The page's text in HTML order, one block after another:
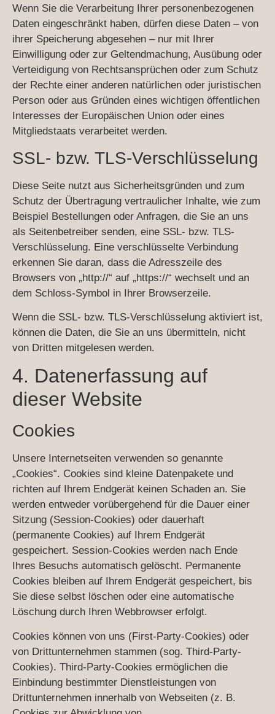
Wenn Sie die Verarbeitung Ihrer personenbezogenen
Daten eingeschränkt haben, dürfen diese Daten – von
ihrer Speicherung abgesehen – nur mit Ihrer
Einwilligung oder zur Geltendmachung, Ausübung oder
Verteidigung von Rechtsansprüchen oder zum Schutz
der Rechte einer anderen natürlichen oder juristischen
Person oder aus Gründen eines wichtigen öffentlichen
Interesses der Europäischen Union oder eines
Mitgliedstaats verarbeitet werden.
SSL- bzw. TLS-Verschlüsselung
Diese Seite nutzt aus Sicherheitsgründen und zum
Schutz der Übertragung vertraulicher Inhalte, wie zum
Beispiel Bestellungen oder Anfragen, die Sie an uns
als Seitenbetreiber senden, eine SSL- bzw. TLS-
Verschlüsselung. Eine verschlüsselte Verbindung
erkennen Sie daran, dass die Adresszeile des
Browsers von „http://“ auf „https://“ wechselt und an
dem Schloss-Symbol in Ihrer Browserzeile.
Wenn die SSL- bzw. TLS-Verschlüsselung aktiviert ist,
können die Daten, die Sie an uns übermitteln, nicht
von Dritten mitgelesen werden.
4. Datenerfassung auf
dieser Website
Cookies
Unsere Internetseiten verwenden so genannte
„Cookies“. Cookies sind kleine Datenpakete und
richten auf Ihrem Endgerät keinen Schaden an. Sie
werden entweder vorübergehend für die Dauer einer
Sitzung (Session-Cookies) oder dauerhaft
(permanente Cookies) auf Ihrem Endgerät
gespeichert. Session-Cookies werden nach Ende
Ihres Besuchs automatisch gelöscht. Permanente
Cookies bleiben auf Ihrem Endgerät gespeichert, bis
Sie diese selbst löschen oder eine automatische
Löschung durch Ihren Webbrowser erfolgt.
Cookies können von uns (First-Party-Cookies) oder
von Drittunternehmen stammen (sog. Third-Party-
Cookies). Third-Party-Cookies ermöglichen die
Einbindung bestimmter Dienstleistungen von
Drittunternehmen innerhalb von Webseiten (z. B.